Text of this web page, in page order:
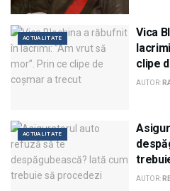
ACTUALITATE
Vica
clipe
AUTOR:
ACTUALITATE
AUTOR: